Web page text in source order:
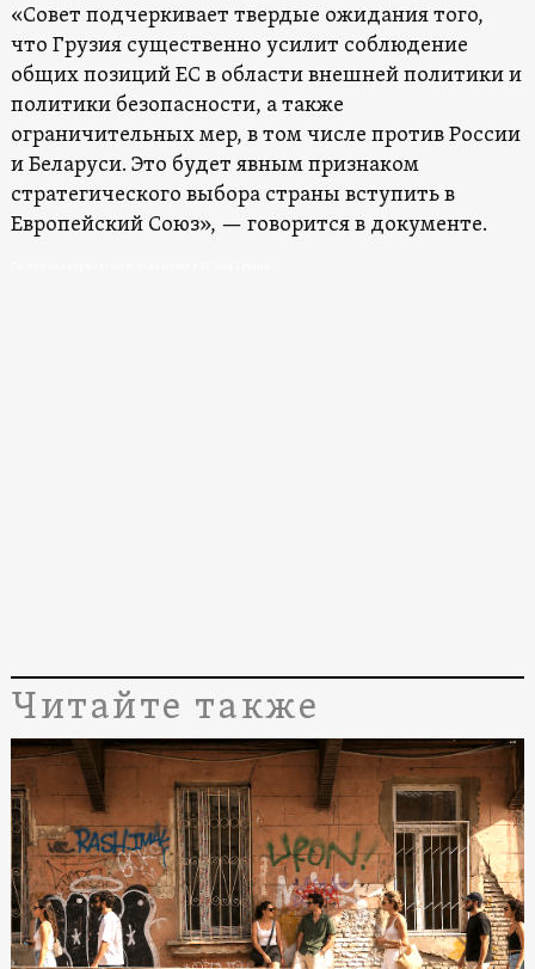
«Совет подчеркивает твердые ожидания того,
что Грузия существенно усилит соблюдение
общих позиций ЕС в области внешней политики и
политики безопасности, а также
ограничительных мер, в том числе против России
и Беларуси. Это будет явным признаком
стратегического выбора страны вступить в
Европейский Союз», — говорится в документе.
Читайте также